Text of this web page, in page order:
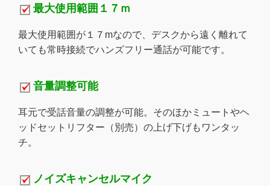
最大使用範囲１７ｍ
最大使用範囲が１７mなので、デスクから遠く離れて
いても常時接続でハンズフリー通話が可能です。
音量調整可能
耳元で受話音量の調整が可能。そのほかミュートやヘ
ッドセットリフター（別売）の上げ下げもワンタッ
チ。
ノイズキャンセルマイク